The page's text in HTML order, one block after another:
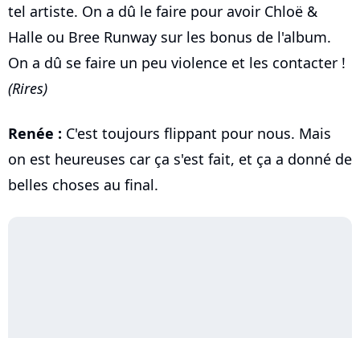
tel artiste. On a dû le faire pour avoir Chloë &
Halle ou Bree Runway sur les bonus de l'album.
On a dû se faire un peu violence et les contacter !
(Rires)
Renée : C'est toujours flippant pour nous. Mais
on est heureuses car ça s'est fait, et ça a donné de
belles choses au final.